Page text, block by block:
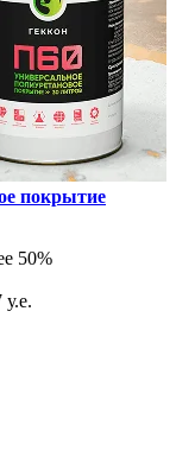
покрытие
50%